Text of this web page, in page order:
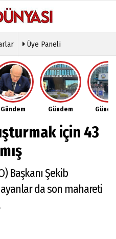
Köşe
Yazarları
Video
Galeri
Foto
Etkinlikler
Künye
İletişim
Çerez
Politikası
İlkeleri
Üye Paneli
Gündem Gündem
için 43
Başkanı Şekib
da son mahareti